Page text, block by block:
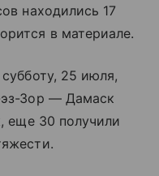
находились 17
в материале.
25 июля,
эз-Зор — Дамаск
еще 30 получили